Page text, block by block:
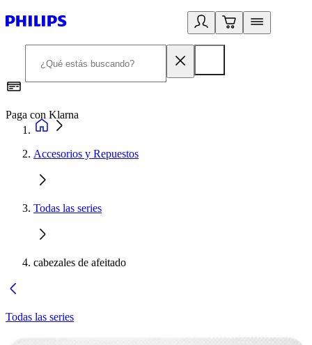
Paga con Klarna
Accesorios y Repuestos
Todas las series
cabezales de afeitado
Todas las series